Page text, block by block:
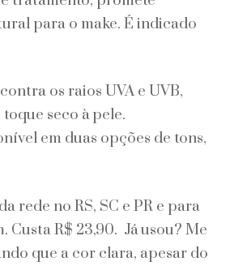
em
1
para o make. É indicado
os raios UVA e UVB,
seco à pele.
em duas opções de tons,
rede no RS, SC e PR e para
Custa R$ 23,90. Já usou? Me
que a cor clara, apesar do